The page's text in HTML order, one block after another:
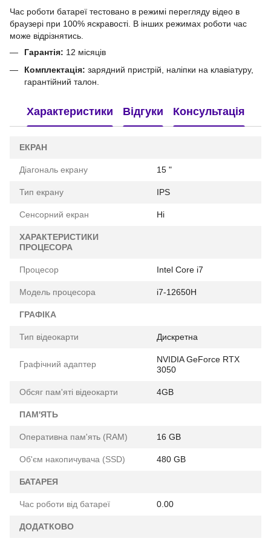
Час роботи батареї тестовано в режимі перегляду відео в
браузері при 100% яскравості. В інших режимах роботи час
може відрізнятись.
Гарантія: 12 місяців
Комплектація: зарядний пристрій, наліпки на клавіатуру,
гарантійний талон.
Характеристики Відгуки Консультація
ЕКРАН
Діагональ екрану 15 "
Тип екрану IPS
Сенсорний екран Ні
ХАРАКТЕРИСТИКИ
ПРОЦЕСОРА
Процесор Intel Core i7
Модель процесора i7-12650H
ГРАФІКА
Тип відеокарти Дискретна
Графічний адаптер
NVIDIA GeForce RTX
3050
Обсяг пам'яті відеокарти 4GB
ПАМ'ЯТЬ
Оперативна пам'ять (RAM) 16 GB
Об'єм накопичувача (SSD) 480 GB
БАТАРЕЯ
Час роботи від батареї 0.00
ДОДАТКОВО